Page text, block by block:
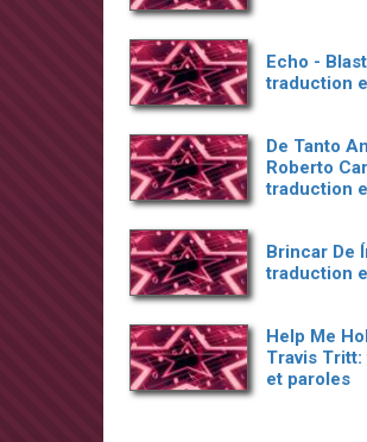
Echo -
traduction
De Tanto
Roberto
traduction
Brincar De
traduction
Help Me
Travis
et paroles